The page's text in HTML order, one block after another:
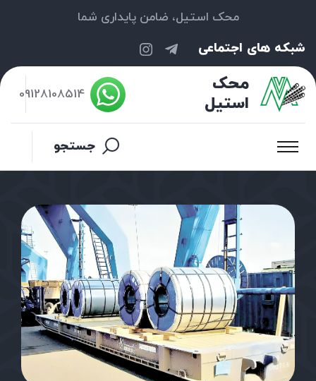
محک استیل، ضامن پایداری شما
شبکه های اجتماعی
محک
استیل
09128108514
جستجو